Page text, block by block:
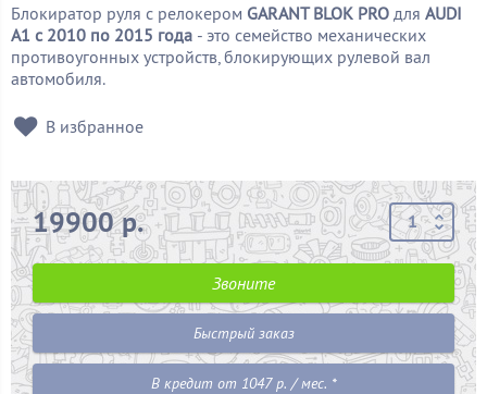
Блокиратор руля с релокером GARANT BLOK PRO для AUDI
A1 c 2010 по 2015 года - это семейство механических
противоугонных устройств, блокирующих рулевой вал
автомобиля.
В избранное
19900 р.
Звоните
Быстрый заказ
В кредит от 1047 р. / мес. *